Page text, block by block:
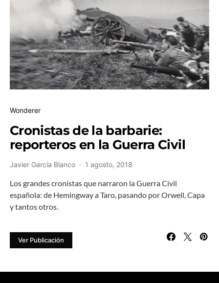
Wonderer
Cronistas de la barbarie:
reporteros en la Guerra Civil
Javier García Blanco 1 agosto, 2018
Los grandes cronistas que narraron la Guerra Civil
española: de Hemingway a Taro, pasando por Orwell, Capa
y tantos otros.
Ver Publicación